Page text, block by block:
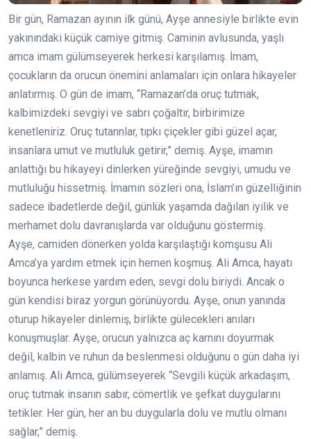
Bir gün, Ramazan ayının ilk günü, Ayşe annesiyle birlikte evin
yakınındaki küçük camiye gitmiş. Caminin avlusunda, yaşlı
amca imam gülümseyerek herkesi karşılamış. İmam,
çocukların da orucun önemini anlamaları için onlara hikayeler
anlatırmış. O gün de imam, “Ramazan’da oruç tutmak,
kalbimizdeki sevgiyi ve sabrı çoğaltır, birbirimize
kenetleniriz. Oruç tutannlar, tıpkı çiçekler gibi güzel açar,
insanlara umut ve mutluluk getirir,” demiş. Ayşe, imamın
anlattığı bu hikayeyi dinlerken yüreğinde sevgiyi, umudu ve
mutluluğu hissetmiş. İmamın sözleri ona, İslam’ın güzelliğinin
sadece ibadetlerde değil, günlük yaşamda dağılan iyilik ve
merhamet dolu davranışlarda var olduğunu göstermiş.
Ayşe, camiden dönerken yolda karşılaştığı komşusu Ali
Amca’ya yardım etmek için hemen koşmuş. Ali Amca, hayatı
boyunca herkese yardım eden, sevgi dolu biriydi. Ancak o
gün kendisi biraz yorgun görünüyordu. Ayşe, onun yanında
oturup hikayeler dinlemiş, birlikte gülecekleri anıları
konuşmuşlar. Ayşe, orucun yalnızca aç karnını doyurmak
değil, kalbin ve ruhun da beslenmesi olduğunu o gün daha iyi
anlamış. Ali Amca, gülümseyerek “Sevgili küçük arkadaşım,
oruç tutmak insanın sabır, cömertlik ve şefkat duygularını
tetikler. Her gün, her an bu duygularla dolu ve mutlu olmanı
sağlar,” demiş.